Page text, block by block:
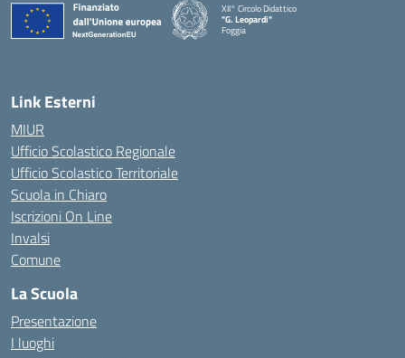
XII° Circolo Didattico
"G. Leopardi"
Foggia
— Visita la pagina iniziale della scuola
Link Esterni
MIUR
Ufficio Scolastico Regionale
Ufficio Scolastico Territoriale
Scuola in Chiaro
Iscrizioni On Line
Invalsi
Comune
La Scuola
Presentazione
I luoghi